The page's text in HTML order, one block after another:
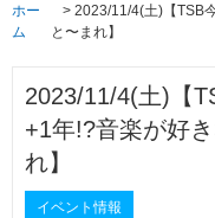
ホー
ム
2023/11/4(土)【TSB
と〜まれ】
2023/11/4(土)【
+1年!?音楽が好
れ】
イベント情報